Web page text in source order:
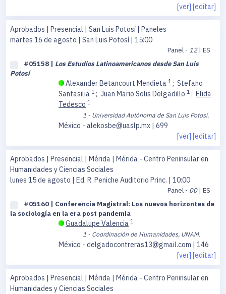
[ver] [editar]
Aprobados | Presencial | San Luis Potosí | Paneles
martes 16 de agosto | San Luis Potosí | 15:00
Panel - 12| ES
#05158 | Los Estudios Latinoamericanos desde San Luis
Potosí
Alexander Betancourt Mendieta 1 ; Stefano
Santasilia 1 ; Juan Mario Solis Delgadillo 1 ; Elida
Tedesco 1
1 - Universidad Autónoma de San Luis Potosí.
México - alekosbe@uaslp.mx | 699
[ver] [editar]
Aprobados | Presencial | Mérida | Mérida - Centro Peninsular en
Humanidades y Ciencias Sociales
lunes 15 de agosto | Ed. R. Peniche Auditorio Princ. | 10:00
Panel - 00| ES
#05160 | Conferencia Magistral: Los nuevos horizontes de
la sociología en la era post pandemia
Guadalupe Valencia 1
1 - Coordinación de Humanidades, UNAM.
México - delgadocontreras13@gmail.com | 146
[ver] [editar]
Aprobados | Presencial | Mérida | Mérida - Centro Peninsular en
Humanidades y Ciencias Sociales